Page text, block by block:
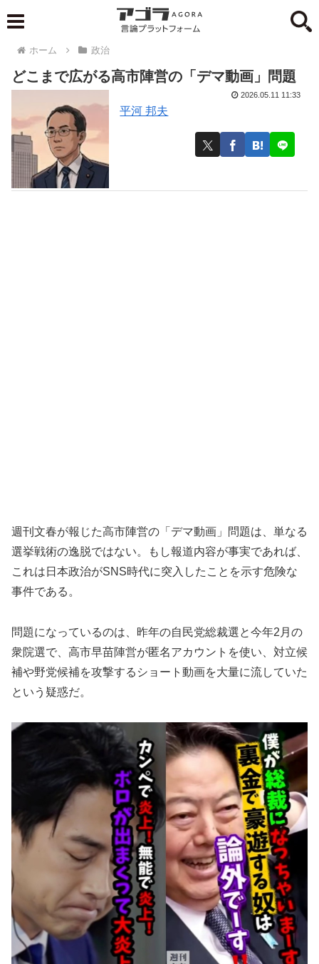
ホーム 政治
どこまで広がる高市陣営の「デマ動画」問題
平河 邦夫
2026.05.11 11:33
週刊文春が報じた高市陣営の「デマ動画」問題は、単なる
選挙戦術の逸脱ではない。もし報道内容が事実であれば、
これは日本政治がSNS時代に突入したことを示す危険な
事件である。
問題になっているのは、昨年の自民党総裁選と今年2月の
衆院選で、高市早苗陣営が匿名アカウントを使い、対立候
補や野党候補を攻撃するショート動画を大量に流していた
という疑惑だ。